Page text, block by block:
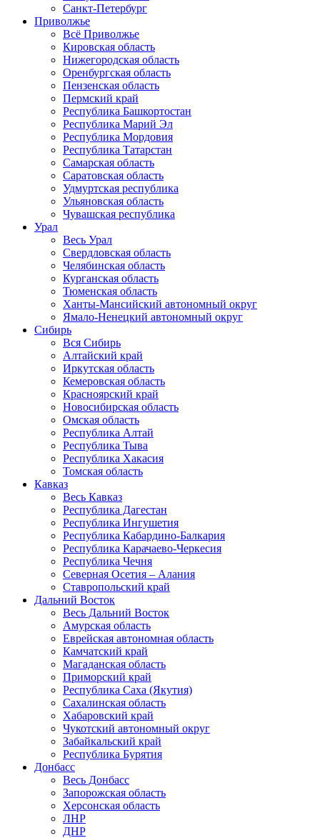
Санкт-Петербург
Приволжье
Всё Приволжье
Кировская область
Нижегородская область
Оренбургская область
Пензенская область
Пермский край
Республика Башкортостан
Республика Марий Эл
Республика Мордовия
Республика Татарстан
Самарская область
Саратовская область
Удмуртская республика
Ульяновская область
Чувашская республика
Урал
Весь Урал
Свердловская область
Челябинская область
Курганская область
Тюменская область
Ханты-Мансийский автономный округ
Ямало-Ненецкий автономный округ
Сибирь
Вся Сибирь
Алтайский край
Иркутская область
Кемеровская область
Красноярский край
Новосибирская область
Омская область
Республика Алтай
Республика Тыва
Республика Хакасия
Томская область
Кавказ
Весь Кавказ
Республика Дагестан
Республика Ингушетия
Республика Кабардино-Балкария
Республика Карачаево-Черкесия
Республика Чечня
Северная Осетия – Алания
Ставропольский край
Дальний Восток
Весь Дальний Восток
Амурская область
Еврейская автономная область
Камчатский край
Магаданская область
Приморский край
Республика Саха (Якутия)
Сахалинская область
Хабаровский край
Чукотский автономный округ
Забайкальский край
Республика Бурятия
Донбасс
Весь Донбасс
Запорожская область
Херсонская область
ЛНР
ДНР